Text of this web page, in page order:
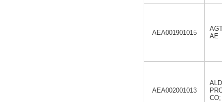
AEA001901015
AE
AEA002001013